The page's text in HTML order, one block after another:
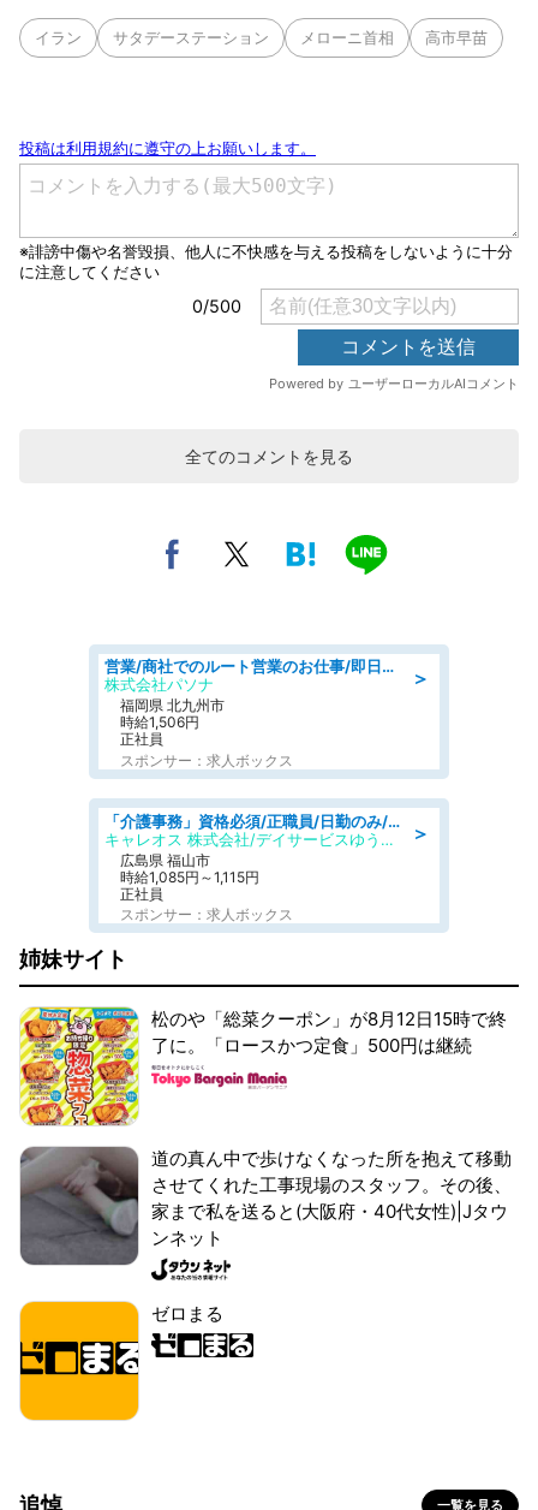
イラン サタデーステーション メローニ首相 高市早苗
全てのコメントを見る
＞
営業/商社でのルート営業のお仕事/即日勤務可/車通勤可/営業
株式会社パソナ
福岡県 北九州市
時給1,506円
正社員
スポンサー：求人ボックス
＞
「介護事務」資格必須/正職員/日勤のみ/デイサービス
キャレオス 株式会社/デイサービスゆうゆう南本庄
広島県 福山市
時給1,085円～1,115円
正社員
スポンサー：求人ボックス
姉妹サイト
松のや「総菜クーポン」が8月12日15時で終
了に。「ロースかつ定食」500円は継続
道の真ん中で歩けなくなった所を抱えて移動
させてくれた工事現場のスタッフ。その後、
家まで私を送ると(大阪府・40代女性)|Jタウ
ンネット
ゼロまる
追悼 一覧を見る